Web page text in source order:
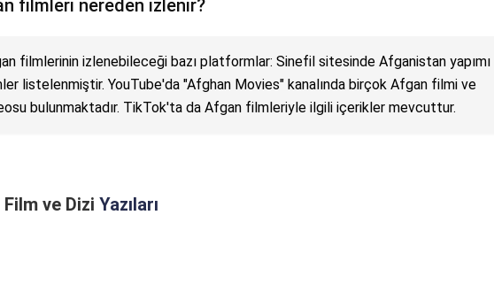
filmleri nereden izlenir?
filmlerinin izlenebileceği bazı platformlar: Sinefil sitesinde Afganistan yapımı
listelenmiştir. YouTube'da "Afghan Movies" kanalında birçok Afgan filmi ve
bulunmaktadır. TikTok'ta da Afgan filmleriyle ilgili içerikler mevcuttur.
Film ve Dizi Yazıları